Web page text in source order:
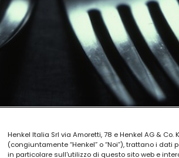
Henkel Italia Srl via Amoretti, 78 e Henkel AG &
(congiuntamente “Henkel” o “Noi”), trattano i
in particolare sull'utilizzo di questo sito web e